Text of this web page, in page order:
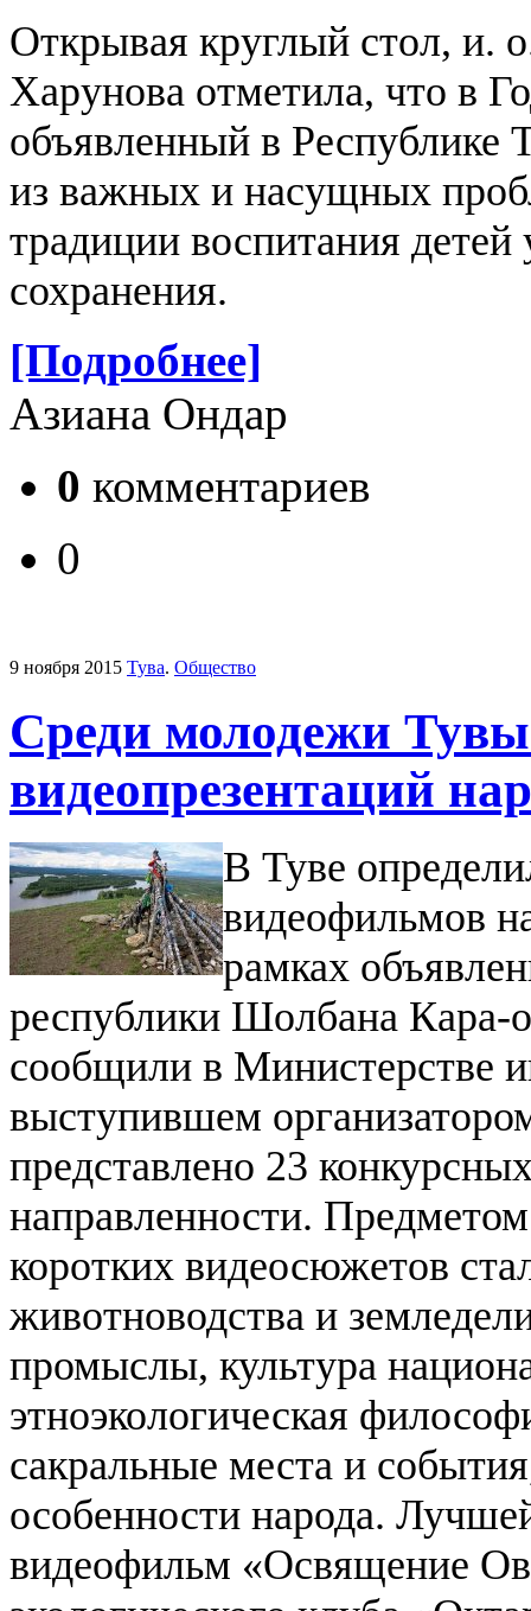
Открывая круглый стол,
Харунова отметила, что в
объявленный в Республике
из важных и насущных
традиции воспитания
сохранения.
[Подробнее]
Азиана Ондар
0 комментариев
0
9 ноября 2015 Тува. Общество
Среди молодежи
видеопрезентаций
В Туве
видеофильмов
рамках
республики Шолбана Кара-
сообщили в Министерстве
выступившем
представлено 23
направленности.
коротких видеосюжетов
животноводства и
промыслы, культура
этноэкологическая
сакральные места и
особенности народа.
видеофильм «Освящение